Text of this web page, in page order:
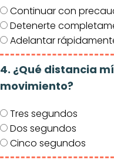
Continuar con
Detenerte
Adelantar
4. ¿Qué distancia
movimiento?
Tres segundos
Dos segundos
Cinco segundos